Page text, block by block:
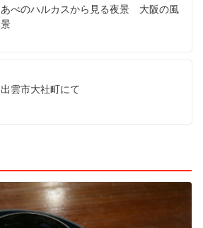
あべのハルカスから見る夜景 大阪の風
景
出雲市大社町にて